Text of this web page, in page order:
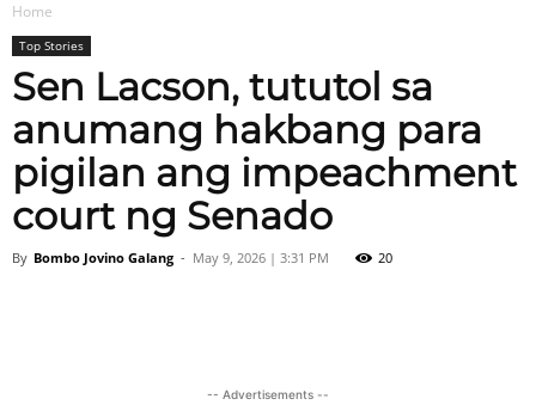
Home
Top Stories
Sen Lacson, tututol sa
anumang hakbang para
pigilan ang impeachment
court ng Senado
By Bombo Jovino Galang - May 9, 2026 | 3:31 PM 20
-- Advertisements --